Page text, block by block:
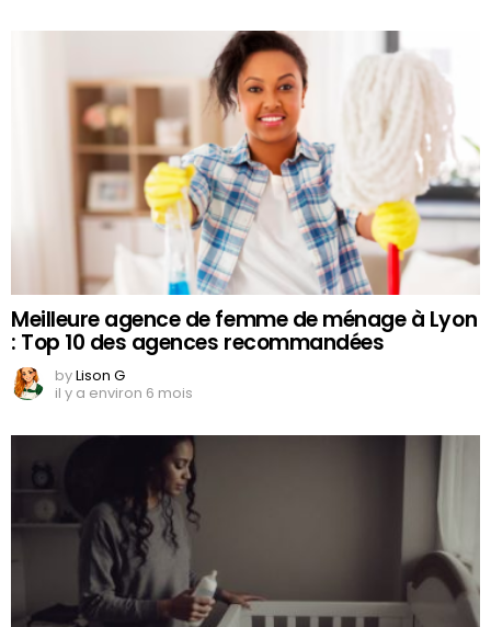
Meilleure agence de femme de ménage à Lyon
: Top 10 des agences recommandées
byLison G
il y a environ 6 mois